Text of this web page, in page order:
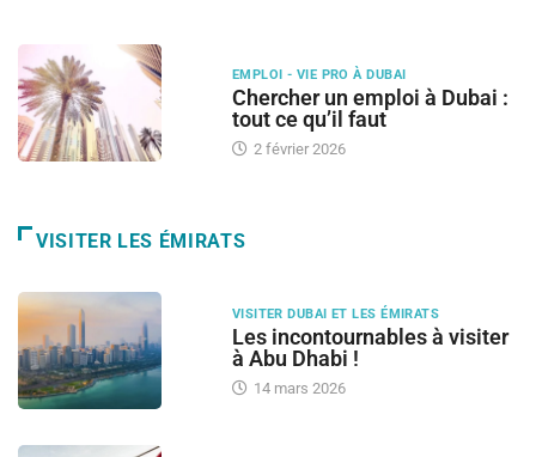
EMPLOI - VIE PRO À DUBAI
Chercher un emploi à Dubai :
tout ce qu’il faut
2 février 2026
VISITER LES ÉMIRATS
VISITER DUBAI ET LES ÉMIRATS
Les incontournables à visiter
à Abu Dhabi !
14 mars 2026